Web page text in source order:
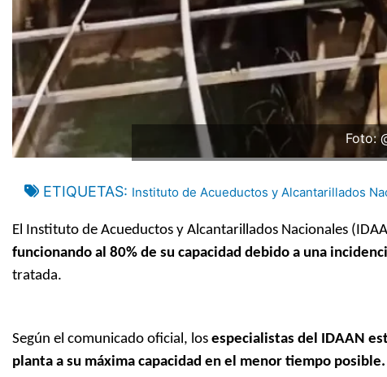
Foto:
ETIQUETAS Instituto de Acueductos y Alcantarillados
El Instituto de Acueductos y Alcantarillados Nacionales
funcionando al 80% de su capacidad debido a una
tratada.
Según el comunicado oficial, los especialistas del IDAAN
planta a su máxima capacidad en el menor tiempo posible.